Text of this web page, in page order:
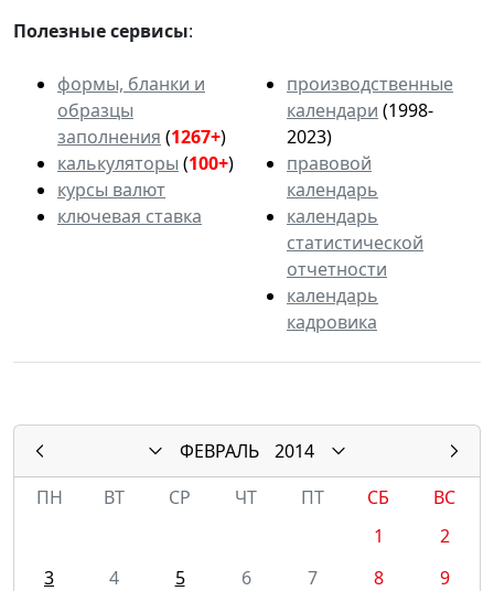
Полезные сервисы:
формы, бланки и
образцы
заполнения (1267+)
калькуляторы (100+)
курсы валют
ключевая ставка
производственные
календари (1998-
2023)
правовой
календарь
календарь
статистической
отчетности
календарь
кадровика
ФЕВРАЛЬ
2014
ПН
ВТ СР ЧТ ПТ СБ
ВС
1
2
3
4 5 6 7 8
9